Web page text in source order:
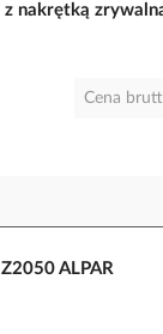
nakrętką
Cena
ALPAR